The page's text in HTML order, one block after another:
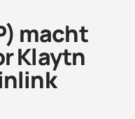
macht
Klaytn